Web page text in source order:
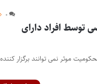
۰
افراد دارای
موثر نمی توانند برگزار کننده